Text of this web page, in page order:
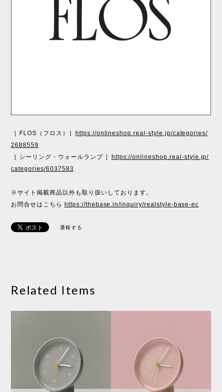
［ FLOS（フロス）］ https://onlineshop.real-style.jp/categories/
2688559
［ シーリング・ウォールランプ ］ https://onlineshop.real-style.jp/
categories/6037583
※サイト掲載商品以外も取り扱いしております。
お問合せはこちらhttps://thebase.in/inquiry/realstyle-base-ec
通報する
Related Items